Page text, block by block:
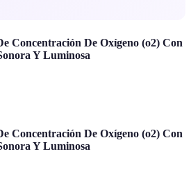
Concentración De Oxígeno (o2) Con
Y Luminosa
Concentración De Oxígeno (o2) Con
Y Luminosa